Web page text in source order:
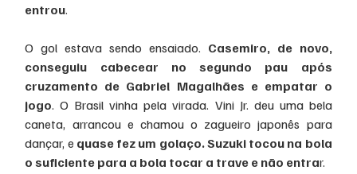
entrou.
O gol estava sendo ensaiado. Casemiro, de novo,
conseguiu cabecear no segundo pau após
cruzamento de Gabriel Magalhães e empatar o
jogo. O Brasil vinha pela virada. Vini Jr. deu uma bela
caneta, arrancou e chamou o zagueiro japonês para
dançar, e quase fez um golaço. Suzuki tocou na bola
o suficiente para a bola tocar a trave e não entrar.